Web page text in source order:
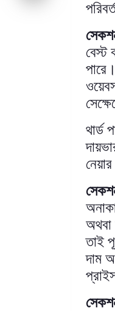
বেস্ট
থার্ড
তাই
দাম